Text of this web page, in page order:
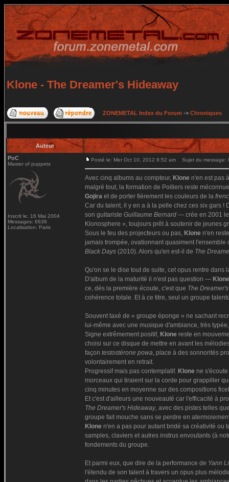
Klone - The Dreamer's Hideaway
ZONEMETAL Index du Forum -> Chroniques
Auteur
PoC
Master of puppets
Inscrit le: 16 Mai 2004
Messages: 6636
Localisation: Paris
Posté le: Mer Oct 10, 2012 8:52 am Sujet du message:
Avec cinq albums au compteur, Klone n'en est pas
malgré tout, la formation de Poitiers reste
Gojira et de porter fièrement les couleurs de la
Car du talent, il y en a à la pelle chez ces six gars !
son guitariste Guillaume Bernard — crée en 2001
Klonosphere », toujours prêt à soutenir de jeunes
Sous le feu des projecteurs ou pas, Klone n'en
jamais trompée, ovationnant quasiment
Black Days (2010). Alors qu'en est-il de The
Qu'on se le dise tout de suite, cet opus rentre dans
D'album de la maturité il n'est pas question — Klone
ce, dès la première écoute, c'est que The
cohérence totale. Et à ce titre, seul un groupe
Souvent taxé de « groupe éponge » ne sachant
lui-même avec une musique d'ambiance, très
Signe extrêmement positif, Klone reste en
choisi sur ce disque de mettre en avant les
façon testostérone powa, place à des sonnorités
volontairement en retrait.
Progressif mais pas contemplatif. Klone ne
morceaux qui tiraient sur la corde pour grappiller
cinq minutes en moyenne sur des compositions
Et c'est d'ailleurs une nouveauté car l'efficacité à
The Dreamer's Hideaway, avec des pistes telles
groupe fait mouche sans se perdre en
Klone n'en a pas pour autant bridé sa créativité ou
samples, claviers et autres instrus envoutants (à
fondements du groupe.
Et parmi eux, que dire de la performance de Yann
l'étendu de son talent à travers un opus plus